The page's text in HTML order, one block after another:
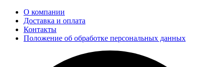
О компании
Доставка и оплата
Контакты
Положение об обработке персональных данных